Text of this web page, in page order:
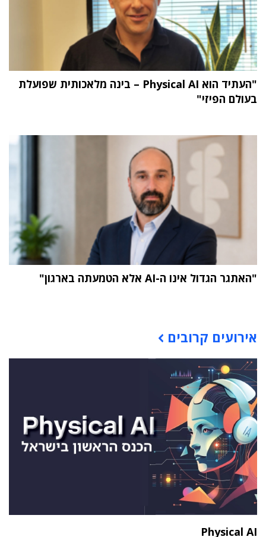
"העתיד הוא Physical AI – בינה מלאכותית שפועלת
בעולם הפיזי"
"האתגר הגדול אינו ה-AI אלא הטמעתה בארגון"
אירועים קרובים
Physical AI